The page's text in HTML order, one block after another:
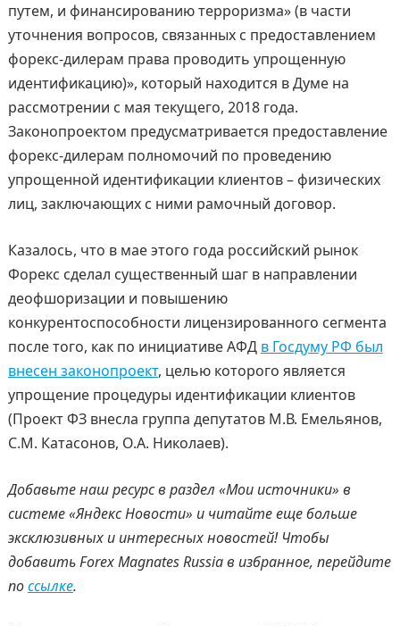
путем, и финансированию терроризма» (в части
уточнения вопросов, связанных с предоставлением
форекс-дилерам права проводить упрощенную
идентификацию)», который находится в Думе на
рассмотрении с мая текущего, 2018 года.
Законопроектом предусматривается предоставление
форекс-дилерам полномочий по проведению
упрощенной идентификации клиентов – физических
лиц, заключающих с ними рамочный договор.
Казалось, что в мае этого года российский рынок
Форекс сделал существенный шаг в направлении
деофшоризации и повышению
конкурентоспособности лицензированного сегмента
после того, как по инициативе АФД в Госдуму РФ был
внесен законопроект, целью которого является
упрощение процедуры идентификации клиентов
(Проект ФЗ внесла группа депутатов М.В. Емельянов,
С.М. Катасонов, О.А. Николаев).
Добавьте наш ресурс в раздел «Мои источники» в
системе «Яндекс Новости» и читайте еще больше
эксклюзивных и интересных новостей! Чтобы
добавить Forex Magnates Russia в избранное, перейдите
поссылке.